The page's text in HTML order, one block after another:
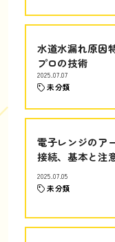
水道水漏れ原因
プロの技術
2025.07.07
未分類
電子レンジのア
接続、基本と注
2025.07.05
未分類